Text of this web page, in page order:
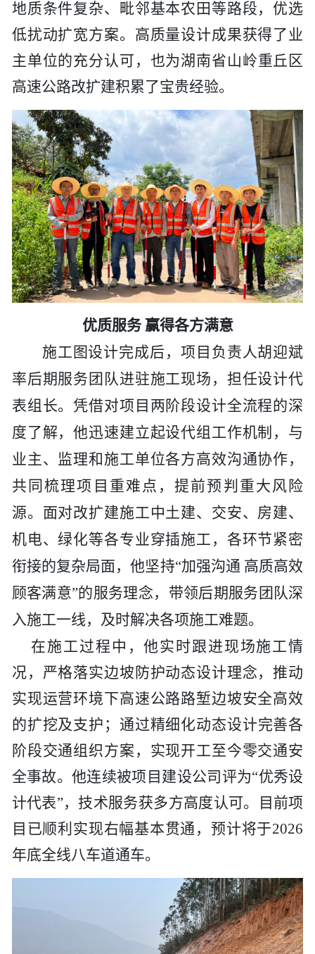
地质条件复杂、毗邻基本农田等路段，优选
低扰动扩宽方案。高质量设计成果获得了业
主单位的充分认可，也为湖南省山岭重丘区
高速公路改扩建积累了宝贵经验。
优质服务 赢得各方满意
施工图设计完成后，项目负责人胡迎斌
率后期服务团队进驻施工现场，担任设计代
表组长。凭借对项目两阶段设计全流程的深
度了解，他迅速建立起设代组工作机制，与
业主、监理和施工单位各方高效沟通协作，
共同梳理项目重难点，提前预判重大风险
源。面对改扩建施工中土建、交安、房建、
机电、绿化等各专业穿插施工，各环节紧密
衔接的复杂局面，他坚持“加强沟通 高质高效
顾客满意”的服务理念，带领后期服务团队深
入施工一线，及时解决各项施工难题。
在施工过程中，他实时跟进现场施工情
况，严格落实边坡防护动态设计理念，推动
实现运营环境下高速公路路堑边坡安全高效
的扩挖及支护； 通过精细化动态设计完善各
阶段交通组织方案，实现开工至今零交通安
全事故。他连续被项目建设公司评为“优秀设
计代表”，技术服务获多方高度认可。目前项
目已顺利实现右幅基本贯通，预计将于2026
年底全线八车道通车。